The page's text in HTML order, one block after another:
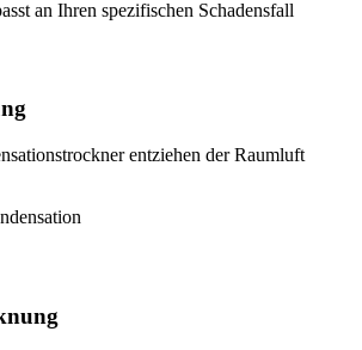
an Ihren spezifischen Schadensfall
entziehen der Raumluft